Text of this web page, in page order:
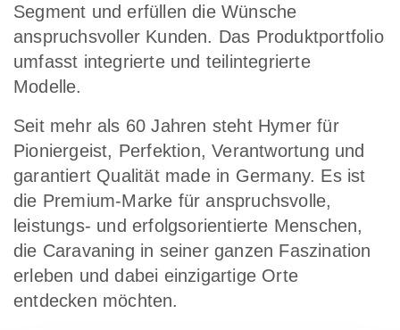
Segment und erfüllen die Wünsche
anspruchsvoller Kunden. Das Produktportfolio
umfasst integrierte und teilintegrierte
Modelle.
Seit mehr als 60 Jahren steht Hymer für
Pioniergeist, Perfektion, Verantwortung und
garantiert Qualität made in Germany. Es ist
die Premium-Marke für anspruchsvolle,
leistungs- und erfolgsorientierte Menschen,
die Caravaning in seiner ganzen Faszination
erleben und dabei einzigartige Orte
entdecken möchten.